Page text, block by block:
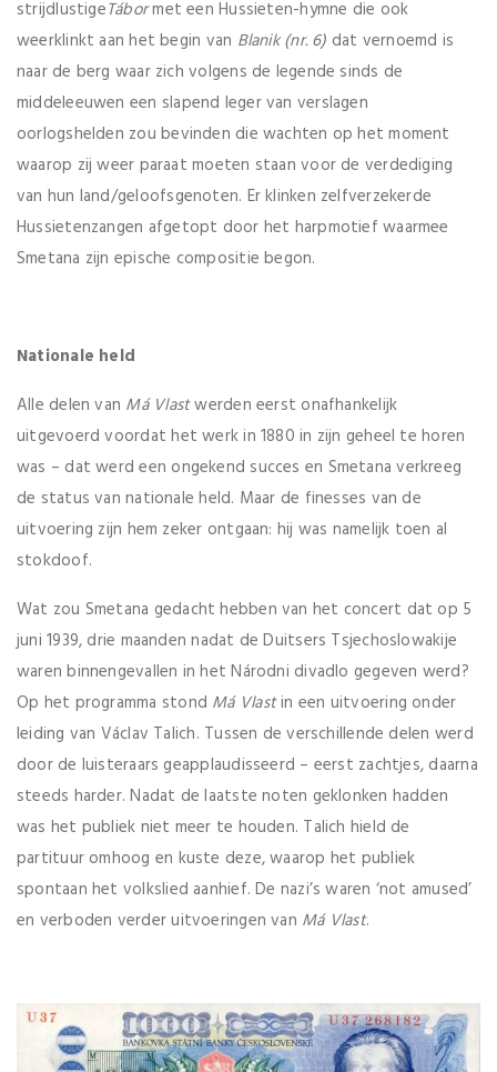
strijdlustigeTábormet een Hussieten-hymne die ook
weerklinkt aan het begin van Blanik (nr. 6) dat vernoemd is
naar de berg waar zich volgens de legende sinds de
middeleeuwen een slapend leger van verslagen
oorlogshelden zou bevinden die wachten op het moment
waarop zij weer paraat moeten staan voor de verdediging
van hun land/geloofsgenoten. Er klinken zelfverzekerde
Hussietenzangen afgetopt door het harpmotief waarmee
Smetana zijn epische compositie begon.
Nationale held
Alle delen van Má Vlastwerden eerst onafhankelijk
uitgevoerd voordat het werk in 1880 in zijn geheel te horen
was – dat werd een ongekend succes en Smetana verkreeg
de status van nationale held. Maar de finesses van de
uitvoering zijn hem zeker ontgaan: hij was namelijk toen al
stokdoof.
Wat zou Smetana gedacht hebben van het concert dat op 5
juni 1939, drie maanden nadat de Duitsers Tsjechoslowakije
waren binnengevallen in het Národni divadlo gegeven werd?
Op het programma stond Má Vlastin een uitvoering onder
leiding van Václav Talich. Tussen de verschillende delen werd
door de luisteraars geapplaudisseerd – eerst zachtjes, daarna
steeds harder. Nadat de laatste noten geklonken hadden
was het publiek niet meer te houden. Talich hield de
partituur omhoog en kuste deze, waarop het publiek
spontaan het volkslied aanhief. De nazi’s waren ‘not amused’
en verboden verder uitvoeringen van Má Vlast.